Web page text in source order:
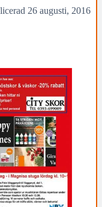
26 augusti, 2016